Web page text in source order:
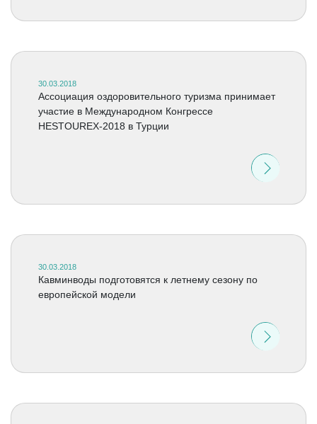
30.03.2018
Ассоциация оздоровительного туризма принимает
участие в Международном Конгрессе
HESTOUREX-2018 в Турции
30.03.2018
Кавминводы подготовятся к летнему сезону по
европейской модели